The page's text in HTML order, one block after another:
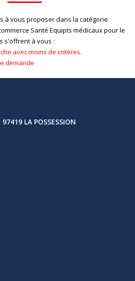
à vous proposer dans la catégorie
Santé Equipts médicaux pour le
s'offrent à vous :
avec moins de critères.
demande
LA POSSESSION